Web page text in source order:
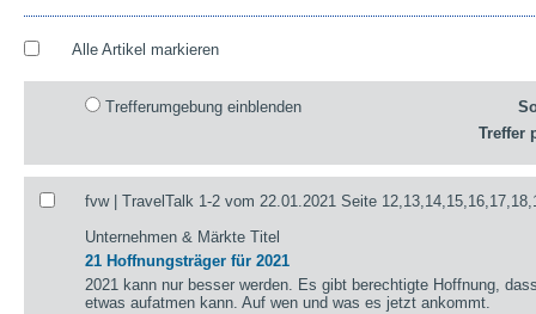
Alle Artikel markieren
Trefferumgebung einblenden
Treffer
fvw | TravelTalk 1-2 vom 22.01.2021 Seite
Unternehmen & Märkte Titel
21 Hoffnungsträger für 2021
2021 kann nur besser werden. Es gibt berechtigte Hoffnung,
etwas aufatmen kann. Auf wen und was es jetzt ankommt.